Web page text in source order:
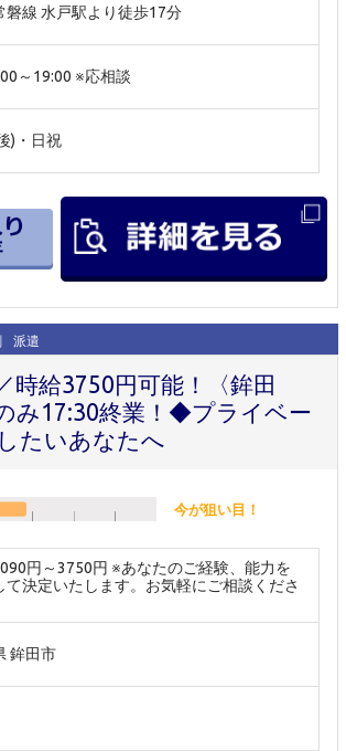
磐線 水戸駅より徒歩17分
～19:00 ※応相談
)・日祝
派遣
時給3750円可能！〈鉾田
み17:30終業！◆プライベー
たいあなたへ
今が狙い目！
円～3750円 ※あなたのご経験、能力を
て決定いたします。お気軽にご相談くださ
鉾田市